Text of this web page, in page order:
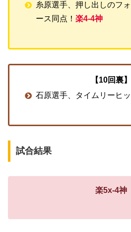
糸原選手、押し出しのフ
ース同点！楽4-4神
【10回裏】
石原選手、タイムリーヒ
試合結果
楽5x-4神